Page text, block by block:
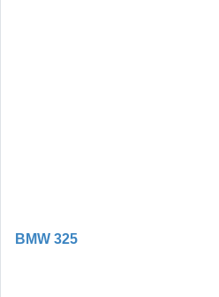
BMW 325